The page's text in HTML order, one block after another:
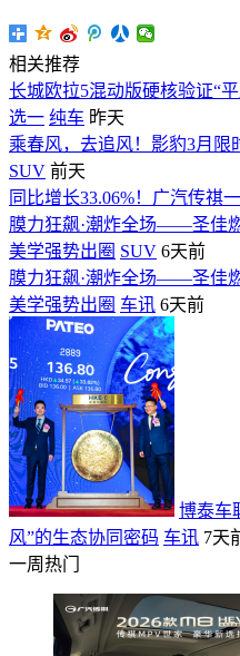
相关推荐
长城欧拉5混动版硬核验证“
选一 纯车 昨天
乘春风，去追风！影豹3月限
SUV 前天
同比增长33.06%！广汽传祺
膜力狂飙·潮炸全场——圣佳
美学强势出圈 SUV 6天前
膜力狂飙·潮炸全场——圣佳
美学强势出圈 车讯 6天前
博泰车
风”的生态协同密码 车讯 7天
一周热门